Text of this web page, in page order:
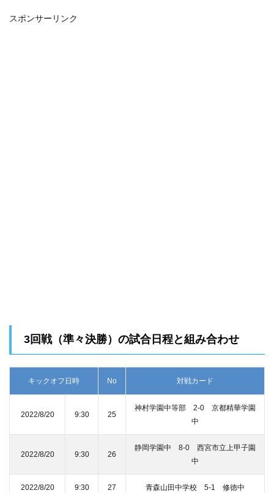
スポンサーリンク
3回戦（準々決勝）の試合日程と組み合わせ
キックオフ日時 No 対戦カード
2022/8/20 9:30 25
神村学園中等部 2-0 京都精華学園
中
2022/8/20 9:30 26
静岡学園中 8-0 西宮市立上甲子園
中
2022/8/20 9:30 27 青森山田中学校 5-1 修徳中